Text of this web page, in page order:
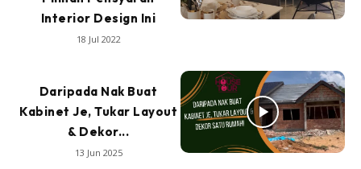
Interior Design Ini
18 Jul 2022
Daripada Nak Buat
Kabinet Je, Tukar Layout
& Dekor...
13 Jun 2025